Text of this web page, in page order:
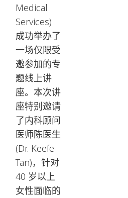
Medical
Services)
成功举办了
一场仅限受
邀参加的专
题线上讲
座。本次讲
座特别邀请
了内科顾问
医师陈医生
(Dr. Keefe
Tan)，针对
40 岁以上
女性面临的